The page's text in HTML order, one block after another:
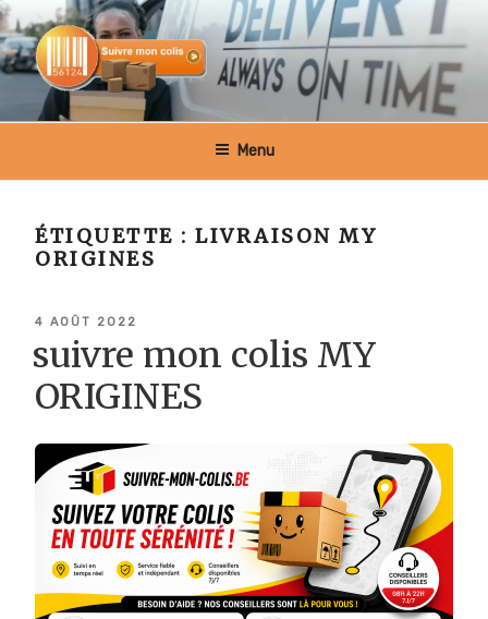
Aller
au
contenu
principal
SUIVRE MON COLIS BELGIQUE
Menu
ÉTIQUETTE :LIVRAISON MY
ORIGINES
PUBLIÉ
4 AOÛT 2022
suivre mon colis MY
ORIGINES